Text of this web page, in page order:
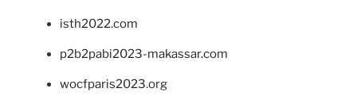
isth2022.com
p2b2pabi2023-makassar.com
wocfparis2023.org